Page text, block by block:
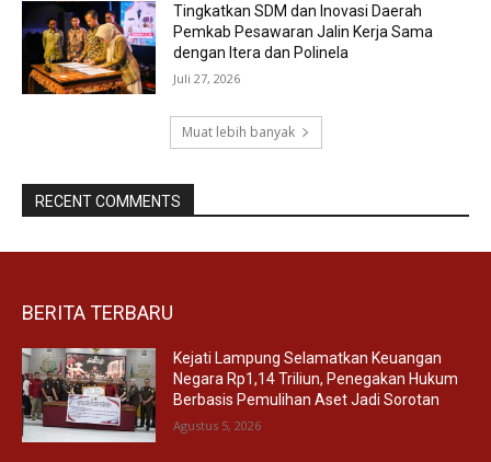
Tingkatkan SDM dan Inovasi Daerah
Pemkab Pesawaran Jalin Kerja Sama
dengan Itera dan Polinela
Juli 27, 2026
Muat lebih banyak
RECENT COMMENTS
BERITA TERBARU
Kejati Lampung Selamatkan Keuangan
Negara Rp1,14 Triliun, Penegakan Hukum
Berbasis Pemulihan Aset Jadi Sorotan
Agustus 5, 2026